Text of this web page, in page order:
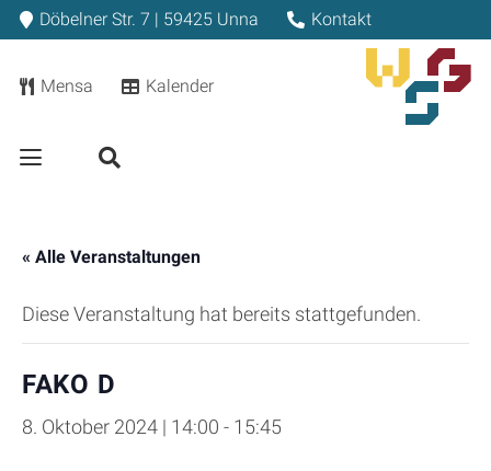
Döbelner Str. 7 | 59425 Unna Kontakt
Mensa Kalender
« Alle Veranstaltungen
Diese Veranstaltung hat bereits stattgefunden.
FAKO D
8. Oktober 2024 | 14:00 - 15:45